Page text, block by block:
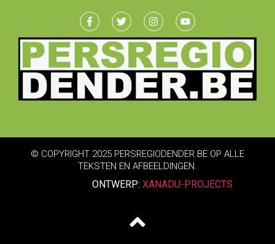
© COPYRIGHT 2025 PERSREGIODENDER.BE OP ALLE
TEKSTEN EN AFBEELDINGEN.
ONTWERP: XANADU-PROJECTS